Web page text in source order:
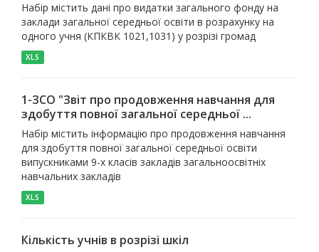
Набір містить дані про видатки загального фонду на
заклади загальної середньої освіти в розрахунку на
одного учня (КПКВК 1021,1031) у розрізі громад
XLS
1-ЗСО "Звіт про продовження навчання для
здобуття повної загальної середньої ...
Набір містить інформацію про продовження навчання
для здобуття повної загальної середньої освіти
випускниками 9-х класів закладів загальноосвітніх
навчальних закладів
XLS
Кількість учнів в розрізі шкіл